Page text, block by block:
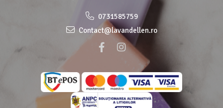
0731585759
Contact@lavandellen.ro